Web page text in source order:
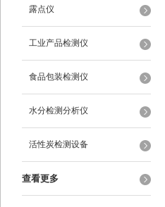
露点仪
工业产品检测仪
食品包装检测仪
水分检测分析仪
活性炭检测设备
查看更多